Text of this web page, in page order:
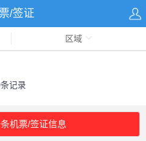
/签证
区域
记录
机票/签证信息